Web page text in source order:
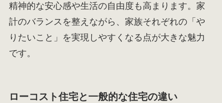
精神的な安心感や生活の自由度も高まります。家
計のバランスを整えながら、家族それぞれの「や
りたいこと」を実現しやすくなる点が大きな魅力
です。
ローコスト住宅と一般的な住宅の違い